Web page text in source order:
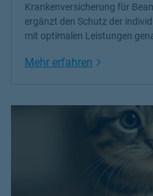
Krankenversicherung für
ergänzt den Schutz der
mit optimalen Leistungen
Mehr erfahren Link Opens